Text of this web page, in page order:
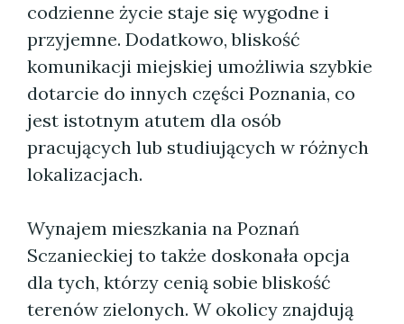
codzienne życie staje się wygodne i
przyjemne. Dodatkowo, bliskość
komunikacji miejskiej umożliwia szybkie
dotarcie do innych części Poznania, co
jest istotnym atutem dla osób
pracujących lub studiujących w różnych
lokalizacjach.
Wynajem mieszkania na Poznań
Sczanieckiej to także doskonała opcja
dla tych, którzy cenią sobie bliskość
terenów zielonych. W okolicy znajdują